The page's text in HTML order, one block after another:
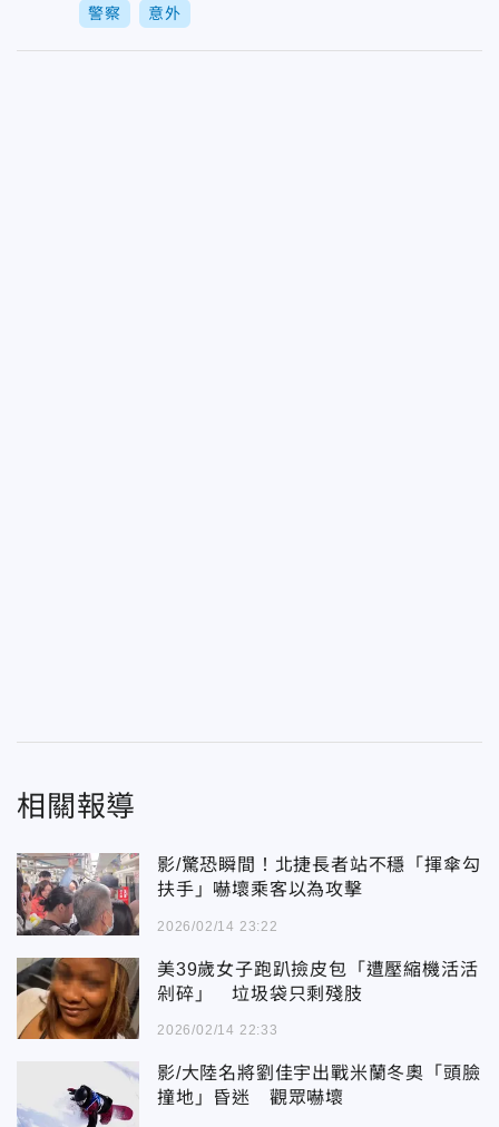
警察 意外
相關報導
影/驚恐瞬間！北捷長者站不穩「揮傘勾
扶手」嚇壞乘客以為攻擊
2026/02/14 23:22
美39歲女子跑趴撿皮包「遭壓縮機活活
剁碎」 垃圾袋只剩殘肢
2026/02/14 22:33
影/大陸名將劉佳宇出戰米蘭冬奧「頭臉
撞地」昏迷 觀眾嚇壞